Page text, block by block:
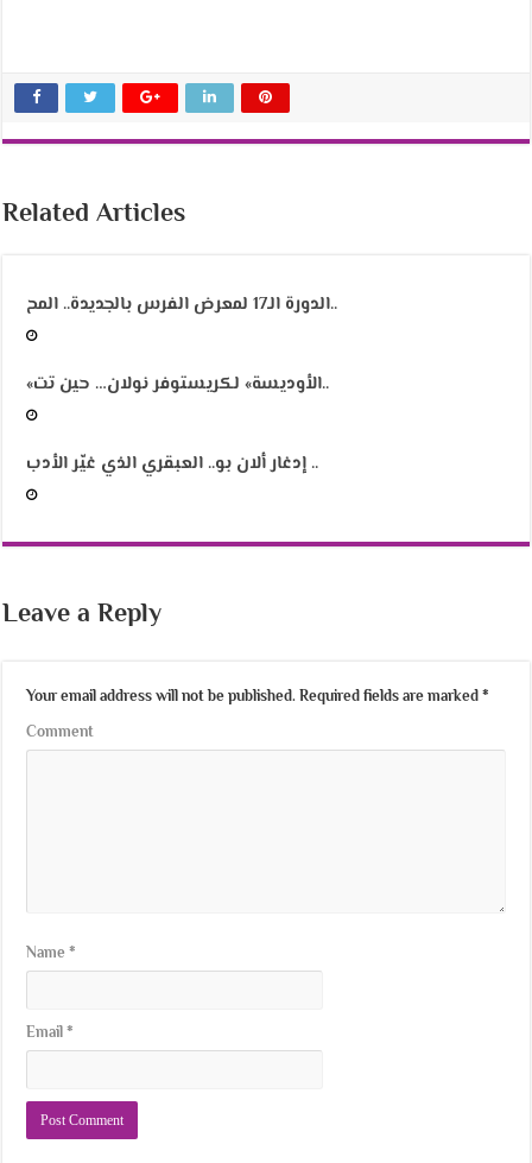
Related Articles
الدورة الـ17 لمعرض الفرس بالجديدة.. المح..
«الأوديسة» لكريستوفر نولان… حين تت..
إدغار ألان بو.. العبقري الذي غيّر الأدب ..
Leave a Reply
Your email address will not be published. Required fields are marked*
Comment
Name*
Email*